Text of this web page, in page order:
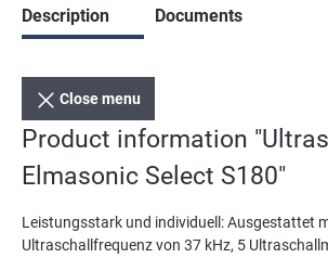
Description Documents
Close menu
Product information
Elmasonic Select S180"
Leistungsstark und individuell: Ausgestattet
Ultraschallfrequenz von 37 kHz, 5